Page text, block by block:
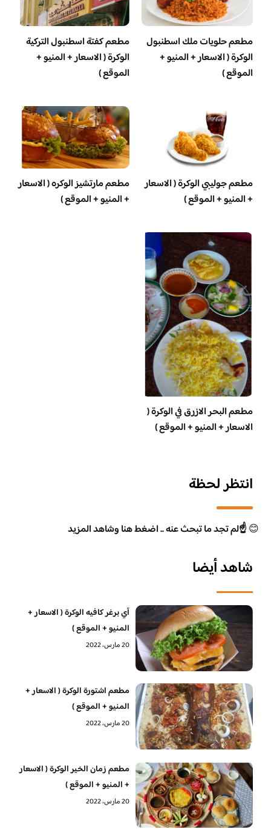
‏مطعم حلويات ملك اسطنبول
الوكرة ( الاسعار + المنيو +
الموقع )
مطعم كفتة اسطنبول التركية
الوكرة ( الاسعار + المنيو +
الموقع )
مطعم جوليبي الوكرة ( الاسعار
+ المنيو + الموقع )
مطعم مارتشيز الوكره ( الاسعار
+ المنيو + الموقع )
مطعم البحر الازرق في الوكرة (
الاسعار + المنيو + الموقع )
انتظر لحظة
😊☝️لم تجد ما تبحث عنه .. اضغط هنا وشاهد المزيد
شاهد أيضا
آي برغر كافيه الوكرة ( الاسعار +
المنيو + الموقع )
20 مارس، 2022
مطعم اشتورة الوكرة ( الاسعار +
المنيو + الموقع )
20 مارس، 2022
مطعم زمان الخير الوكرة ( الاسعار
+ المنيو + الموقع )
20 مارس، 2022